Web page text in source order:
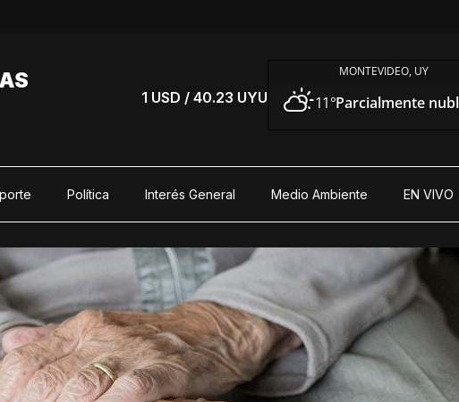
1 USD / 40.23 UYU
MONTEVIDEO, UY
11°Parcialmente
Política Interés General Medio Ambiente EN VIVO